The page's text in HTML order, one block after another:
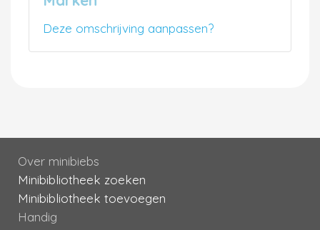
Deze omschrijving aanpassen?
Over minibiebs
Minibibliotheek zoeken
Minibibliotheek toevoegen
Handig